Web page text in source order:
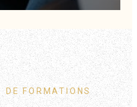
DE FORMATIONS